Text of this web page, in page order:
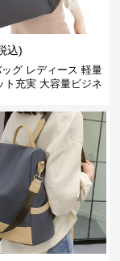
込)
グ レディース 軽量
ト充実 大容量ビジネ